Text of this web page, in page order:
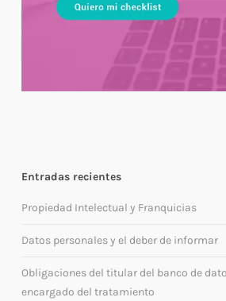
Entradas recientes
Propiedad Intelectual y Franquicias
Datos personales y el deber de informar
Obligaciones del titular del banco de
encargado del tratamiento